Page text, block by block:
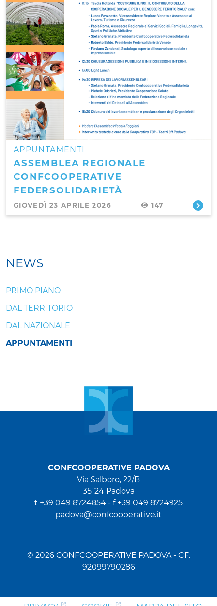
APPUNTAMENTI
ASSEMBLEA REGIONALE
CONFCOOPERATIVE
FEDERSOLIDARIETÀ
GIOVEDÌ 23 APRILE 2026 147
NEWS
PRIMO PIANO
DAL TERRITORIO
DAL NAZIONALE
APPUNTAMENTI
CONFCOOPERATIVE PADOVA
Via Salboro, 22/B
35124 Padova
t +39 049 8724854 - f +39 049 8724925
padova@confcooperative.it
© 2026 CONFCOOPERATIVE PADOVA - CF:
92099790286